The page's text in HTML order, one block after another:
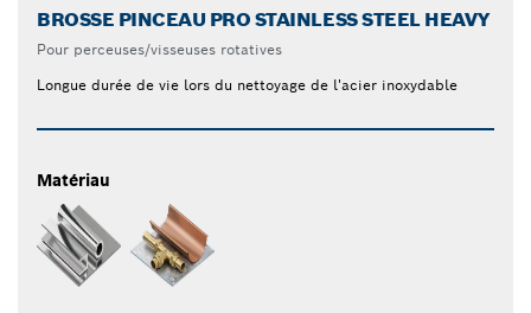
BROSSE PINCEAU PRO STAINLESS STEEL HEAVY
Pour perceuses/visseuses rotatives
Longue durée de vie lors du nettoyage de l'acier inoxydable
Matériau